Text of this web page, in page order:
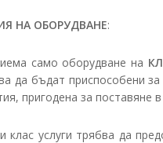
НА ОБОРУДВАНЕ:
само оборудване на
да бъдат приспособени
пригодена за поставяне
клас услуги трябва да